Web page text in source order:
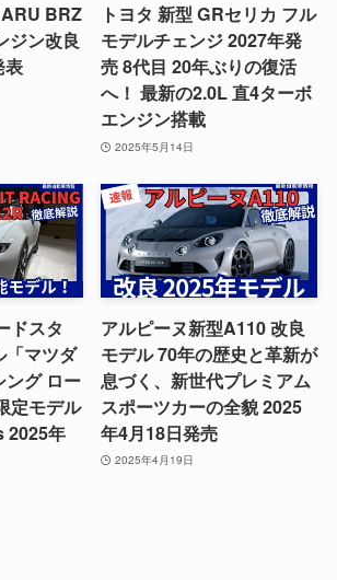
BRZ
ジン改良
表
トヨタ 新型 GRセリカ フル
モデルチェンジ 2027年発
売 8代目 20年ぶりの復活
へ！ 最新の2.0L 直4ターボ
エンジン搭載
2025年5月14日
ドスタ
「マツダ
ング ロー
定モデル
2025年
アルピーヌ新型A110 改良
モデル 70年の歴史と革新が
息づく、新世代プレミアム
スポーツカーの全貌 2025
年4月18日発売
2025年4月19日